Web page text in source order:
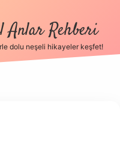
Anlar Rehberi
dolu neşeli hikayeler keşfet!